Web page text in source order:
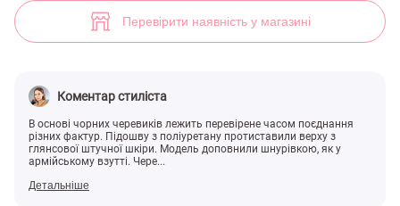
Перевірити наявність у магазині
Коментар стиліста
В основі чорних черевиків лежить перевірене часом поєднання
різних фактур. Підошву з поліуретану протиставили верху з
глянсової штучної шкіри. Модель доповнили шнурівкою, як у
армійському взутті. Чере...
Детальніше
Чорні черевики зі шнурівкою (арт. 37059) ♡ інтернет-магазин Gepur